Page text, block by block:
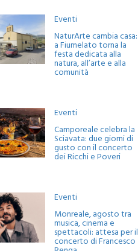
Eventi
NaturArte cambia casa:
a Fiumelato torna la
festa dedicata alla
natura, all’arte e alla
comunità
Eventi
Camporeale celebra la
Sciavata: due giorni di
gusto con il concerto
dei Ricchi e Poveri
Eventi
Monreale, agosto tra
musica, cinema e
spettacoli: attesa per il